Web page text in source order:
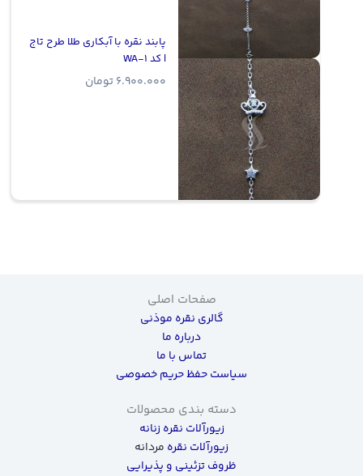
پابند نقره با آبکاری طلا طرح تاج
| کد WA-1
6.900.000 تومان
صفحات اصلی
گالری نقره موذنی
درباره ما
تماس با ما
سیاست حفظ حریم خصوصی
دسته بندی محصولات
زیورآلات نقره زنانه
زیورآلات نقره مردانه
ظروف تزئینی و پذیرایی